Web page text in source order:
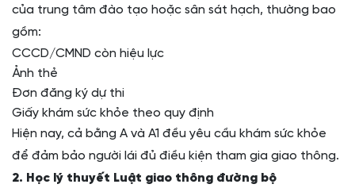
của trung tâm đào tạo hoặc sân sát hạch, thường bao
gồm:
CCCD/CMND còn hiệu lực
Ảnh thẻ
Đơn đăng ký dự thi
Giấy khám sức khỏe theo quy định
Hiện nay, cả bằng A và A1 đều yêu cầu khám sức khỏe
để đảm bảo người lái đủ điều kiện tham gia giao thông.
2. Học lý thuyết Luật giao thông đường bộ